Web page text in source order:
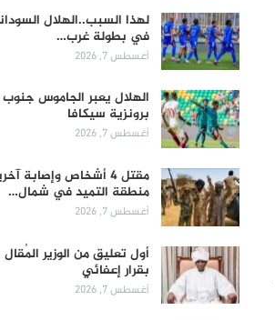
لهذا السبب..الهلال
في بطولة غرب…
أغسطس 7, 2026
الهلال يعبر الجاموس
برونزية سيكافا
أغسطس 7, 2026
مقتل 4 أشخاص وإصابة
منطقة التميد في شمال…
أغسطس 7, 2026
أول تعليق من الوزير
بقرار إعفائي
أغسطس 7, 2026